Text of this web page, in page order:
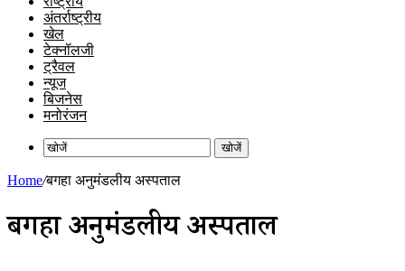
अंतर्राष्ट्रीय
खेल
टेक्नॉलजी
ट्रैवल
न्यूज
बिजनेस
मनोरंजन
खोजें
Home/बगहा अनुमंडलीय अस्पताल
बगहा अनुमंडलीय अस्पताल